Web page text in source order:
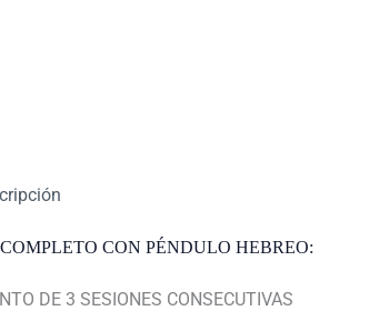
CON PÉNDULO HEBREO:
DE 3 SESIONES CONSECUTIVAS